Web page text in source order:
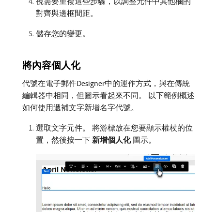
對齊與邊框間距。
儲存您的變更。
將內容個人化
代號在電子郵件Designer中的運作方式，與在傳統
編輯器中相同，但圖示看起來不同。 以下範例概述
如何使用遞補文字新增名字代號。
選取文字元件。 將游標放在您要顯示權杖的位
置，然後按一下​ 新增個人化​圖示。